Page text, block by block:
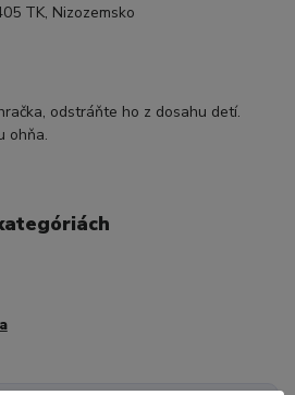
TK, Nizozemsko
odstráňte ho z dosahu detí.
ohňa.